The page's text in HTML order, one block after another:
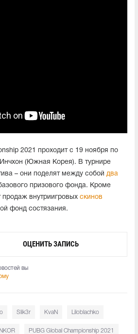
2021 проходит с 19 ноября по
(Южная Корея). В турнире
– они поделят между собой два
призового фонда. Кроме
продаж внутриигровых скинов
фонд состязания.
ОЦЕНИТЬ ЗАПИСЬ
вы
Slik3r KvaN Liloblachko
PUBG Global Championship 2021